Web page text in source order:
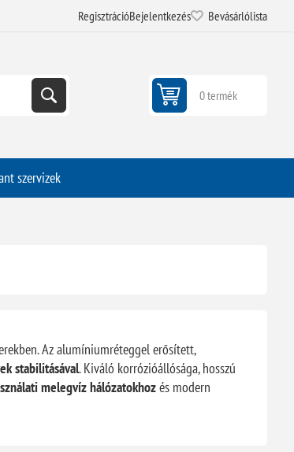
RegisztrációBejelentkezés Bevásárlólista
0 termék
szervizek
Az alumíniumréteggel erősített,
stabilitásával. Kiváló korrózióállósága, hosszú
melegvíz hálózatokhozés modern